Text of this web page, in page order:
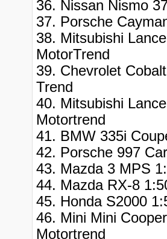
36. Nissan Nismo
37. Porsche
38. Mitsubishi
MotorTrend
39. Chevrolet
Trend
40. Mitsubishi
Motortrend
41. BMW 335i
42. Porsche 997
43. Mazda 3 MPS
44. Mazda RX-8
45. Honda S2000
46. Mini Mini
Motortrend